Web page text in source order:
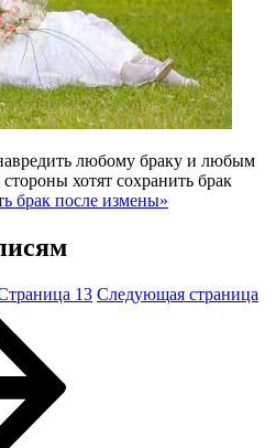
любому браку и любым
хотят сохранить брак
брак после измены»
13 Следующая страница